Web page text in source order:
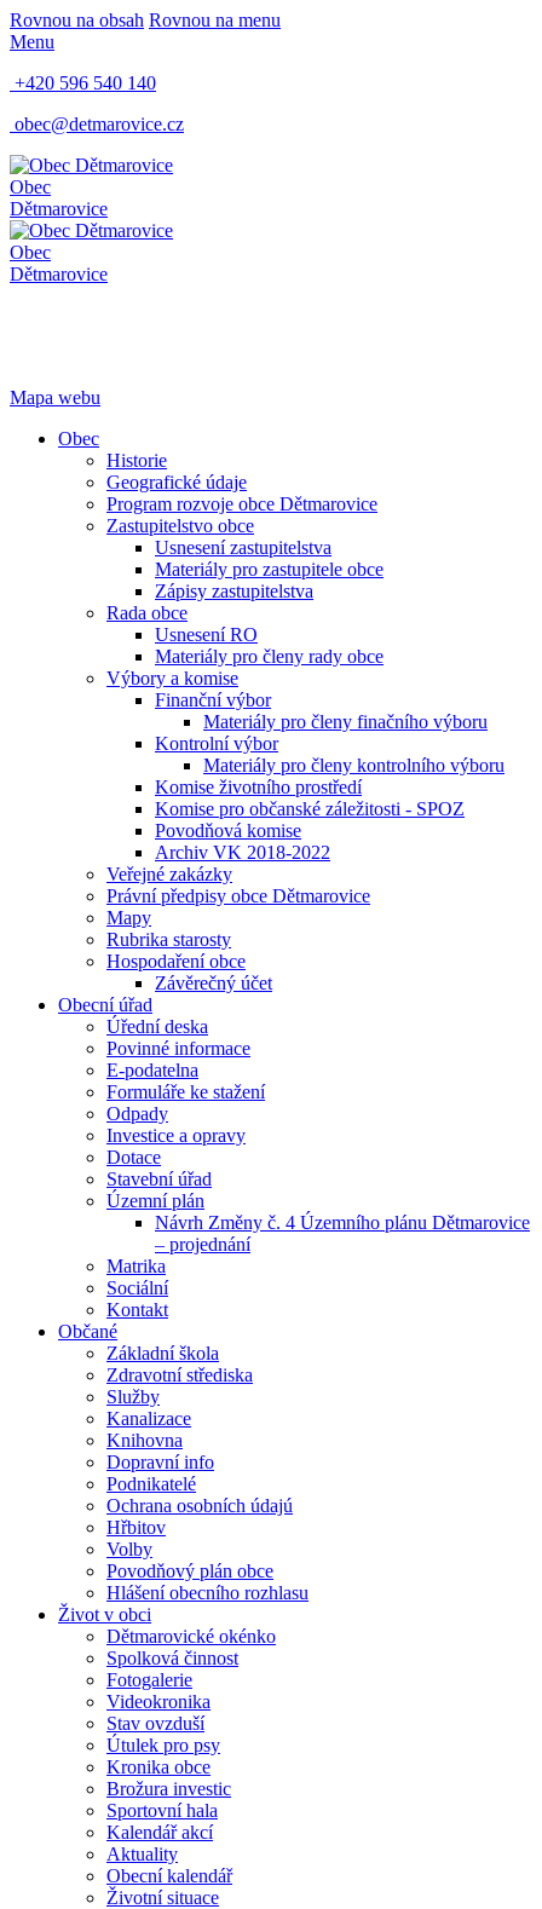
Rovnou na obsah Rovnou na menu
Menu
+420 596 540 140
obec@detmarovice.cz
Obec
Dětmarovice
Obec
Dětmarovice
Mapa webu
Obec
Historie
Geografické údaje
Program rozvoje obce Dětmarovice
Zastupitelstvo obce
Usnesení zastupitelstva
Materiály pro zastupitele obce
Zápisy zastupitelstva
Rada obce
Usnesení RO
Materiály pro členy rady obce
Výbory a komise
Finanční výbor
Materiály pro členy finačního výboru
Kontrolní výbor
Materiály pro členy kontrolního výboru
Komise životního prostředí
Komise pro občanské záležitosti - SPOZ
Povodňová komise
Archiv VK 2018-2022
Veřejné zakázky
Právní předpisy obce Dětmarovice
Mapy
Rubrika starosty
Hospodaření obce
Závěrečný účet
Obecní úřad
Úřední deska
Povinné informace
E-podatelna
Formuláře ke stažení
Odpady
Investice a opravy
Dotace
Stavební úřad
Územní plán
Návrh Změny č. 4 Územního plánu Dětmarovice
– projednání
Matrika
Sociální
Kontakt
Občané
Základní škola
Zdravotní střediska
Služby
Kanalizace
Knihovna
Dopravní info
Podnikatelé
Ochrana osobních údajú
Hřbitov
Volby
Povodňový plán obce
Hlášení obecního rozhlasu
Život v obci
Dětmarovické okénko
Spolková činnost
Fotogalerie
Videokronika
Stav ovzduší
Útulek pro psy
Kronika obce
Brožura investic
Sportovní hala
Kalendář akcí
Aktuality
Obecní kalendář
Životní situace